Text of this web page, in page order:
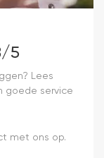
5
Lees
goede service
met ons op.